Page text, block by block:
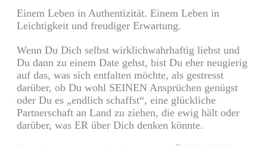
Einem Leben in Authentizität. Einem Leben in
Leichtigkeit und freudiger Erwartung.
Wenn Du Dich selbst wirklichwahrhaftig liebst und
Du dann zu einem Date gehst, bist Du eher neugierig
auf das, was sich entfalten möchte, als gestresst
darüber, ob Du wohl SEINEN Ansprüchen genügst
oder Du es „endlich schaffst“, eine glückliche
Partnerschaft an Land zu ziehen, die ewig hält oder
darüber, was ER über Dich denken könnte.